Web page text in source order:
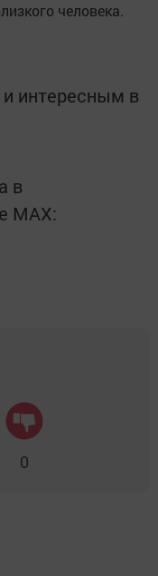
человека.
интересным в
в
MАХ:
0